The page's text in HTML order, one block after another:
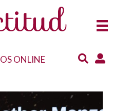
ONLINE